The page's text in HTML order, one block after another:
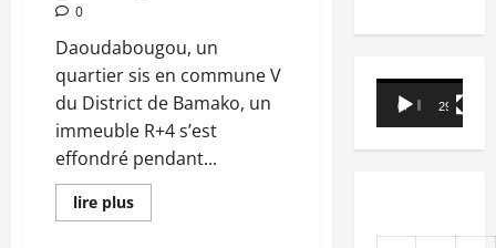
0
Daoudabougou, un
quartier sis en commune V
du District de Bamako, un
immeuble R+4 s’est
effondré pendant...
lire plusEn
savoir
Lecteur
vidéo
00:00 29:21